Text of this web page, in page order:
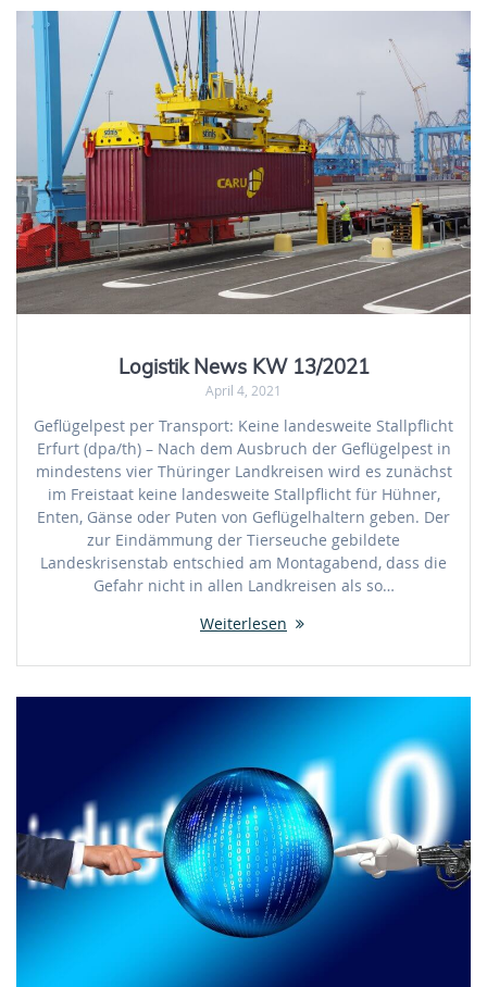
Logistik News KW 13/2021
April 4, 2021
Geflügelpest per Transport: Keine landesweite Stallpflicht
Erfurt (dpa/th) – Nach dem Ausbruch der Geflügelpest in
mindestens vier Thüringer Landkreisen wird es zunächst
im Freistaat keine landesweite Stallpflicht für Hühner,
Enten, Gänse oder Puten von Geflügelhaltern geben. Der
zur Eindämmung der Tierseuche gebildete
Landeskrisenstab entschied am Montagabend, dass die
Gefahr nicht in allen Landkreisen als so…
Weiterlesen